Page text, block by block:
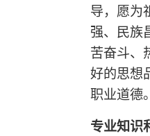
导，愿为
强、民族
苦奋斗、
好的思想
职业道德。
专业知识